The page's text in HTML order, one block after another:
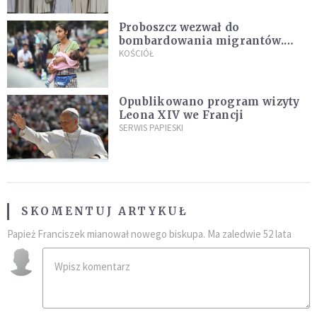
Proboszcz wezwał do
bombardowania migrantów.
"Masowy ogień przeciwko
KOŚCIÓŁ
Opublikowano program wizyty
Leona XIV we Francji
SERWIS PAPIESKI
SKOMENTUJ ARTYKUŁ
Papież Franciszek mianował nowego biskupa. Ma zaledwie 52 lata